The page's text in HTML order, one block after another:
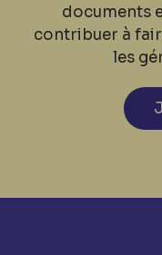
documents
contribuer à
les